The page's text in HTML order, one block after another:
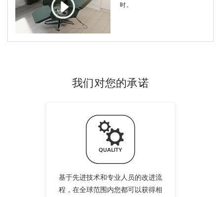
时。
我们对您的承诺
基于先进技术和专业人员的改进流
程，在全球范围内您都可以获得相